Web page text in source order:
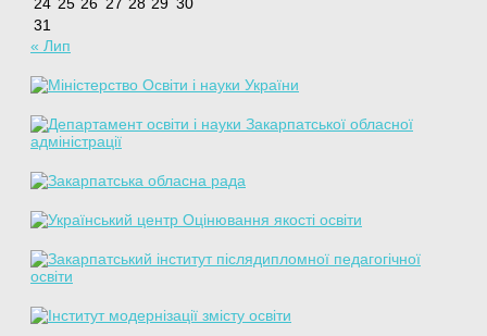
24 25 26 27 28 29 30
31
« Лип